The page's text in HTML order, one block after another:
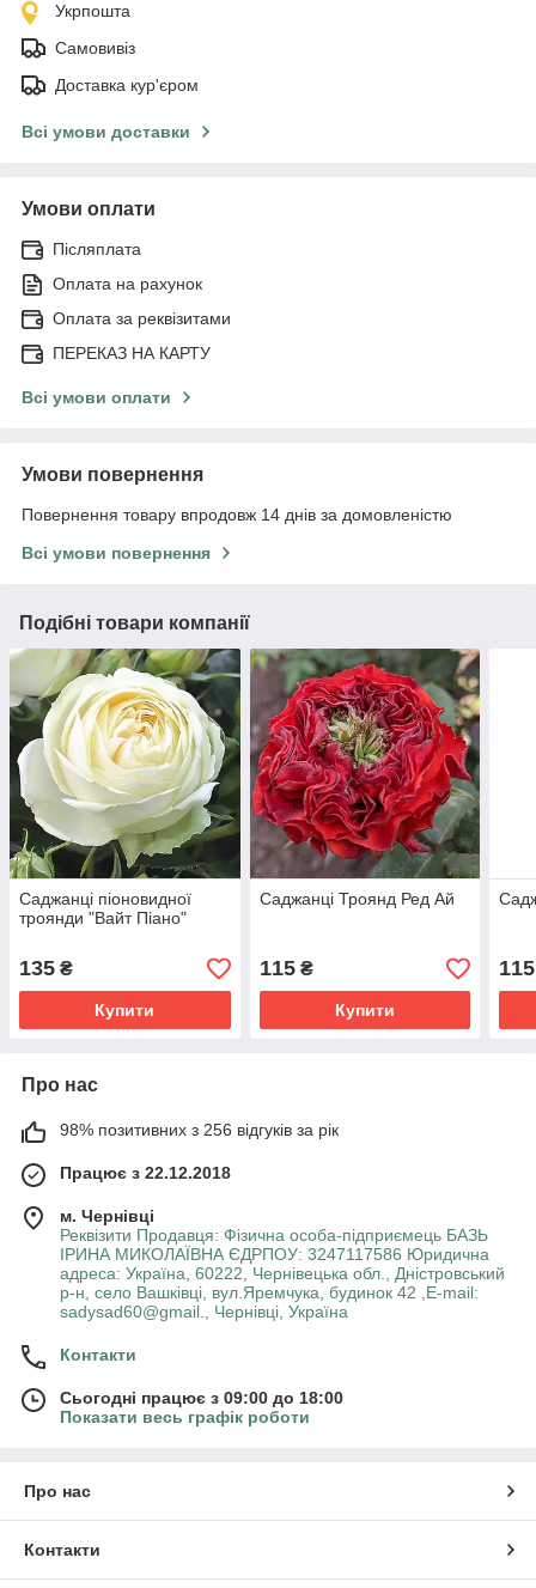
Укрпошта
Самовивіз
Доставка кур'єром
Всі умови доставки
Умови оплати
Післяплата
Оплата на рахунок
Оплата за реквізитами
ПЕРЕКАЗ НА КАРТУ
Всі умови оплати
Умови повернення
Повернення товару впродовж 14 днів за домовленістю
Всі умови повернення
Подібні товари компанії
Саджанці піоновидної
троянди "Вайт Піано"
135 ₴
Купити
Саджанці Троянд Ред Ай
115₴
Купити
115
Про нас
98% позитивних з 256 відгуків за рік
Працює з 22.12.2018
м. Чернівці
Реквізити Продавця: Фізична особа-підприємець БАЗЬ
ІРИНА МИКОЛАЇВНА ЄДРПОУ: 3247117586 Юридична
адреса: Україна, 60222, Чернівецька обл., Дністровський
р-н, село Вашківці, вул.Яремчука, будинок 42 ,E-mail:
sadysad60@gmail., Чернівці, Україна
Контакти
Сьогодні працює з 09:00 до 18:00
Показати весь графік роботи
Про нас
Контакти